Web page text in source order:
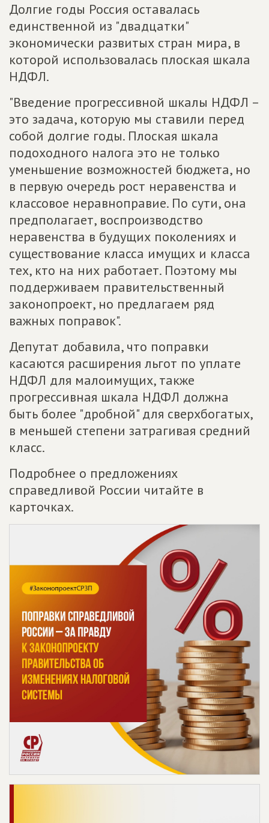
Долгие годы Россия оставалась
единственной из "двадцатки"
экономически развитых стран мира, в
которой использовалась плоская шкала
НДФЛ.
"Введение прогрессивной шкалы НДФЛ –
это задача, которую мы ставили перед
собой долгие годы. Плоская шкала
подоходного налога это не только
уменьшение возможностей бюджета, но
в первую очередь рост неравенства и
классовое неравноправие. По сути, она
предполагает, воспроизводство
неравенства в будущих поколениях и
существование класса имущих и класса
тех, кто на них работает. Поэтому мы
поддерживаем правительственный
законопроект, но предлагаем ряд
важных поправок".
Депутат добавила, что поправки
касаются расширения льгот по уплате
НДФЛ для малоимущих, также
прогрессивная шкала НДФЛ должна
быть более "дробной" для сверхбогатых,
в меньшей степени затрагивая средний
класс.
Подробнее о предложениях
справедливой России читайте в
карточках.